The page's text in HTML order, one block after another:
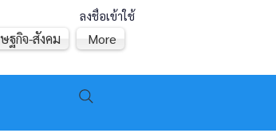
ลงชื่อเข้าใช้
ฐกิจ-สังคม More